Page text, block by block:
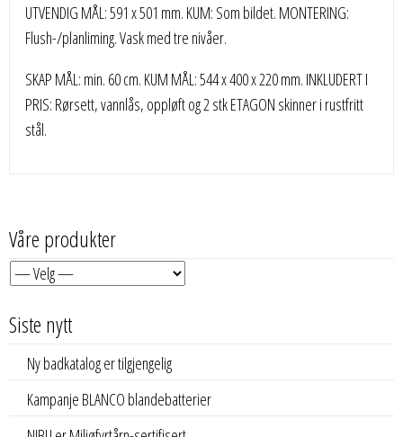
UTVENDIG MÅL: 591 x 501 mm. KUM: Som bildet. MONTERING:
Flush-/planliming. Vask med tre nivåer.
SKAP MÅL: min. 60 cm. KUM MÅL: 544 x 400 x 220 mm. INKLUDERT I
PRIS: Rørsett, vannlås, oppløft og 2 stk ETAGON skinner i rustfritt
stål.
Våre produkter
Siste nytt
Ny badkatalog er tilgjengelig
Kampanje BLANCO blandebatterier